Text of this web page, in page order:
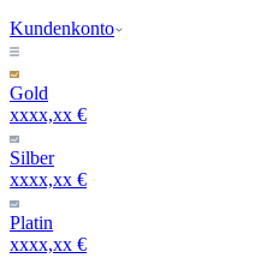
Kundenkonto
Gold
xxxx,xx €
Silber
xxxx,xx €
Platin
xxxx,xx €